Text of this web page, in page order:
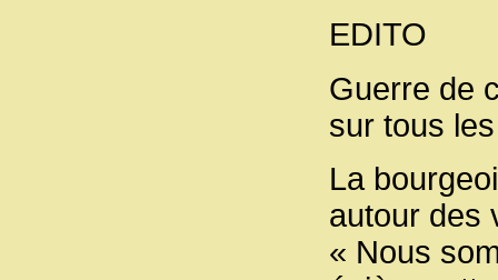
EDITO
Guerre de
sur tous
La
autour des
« Nous